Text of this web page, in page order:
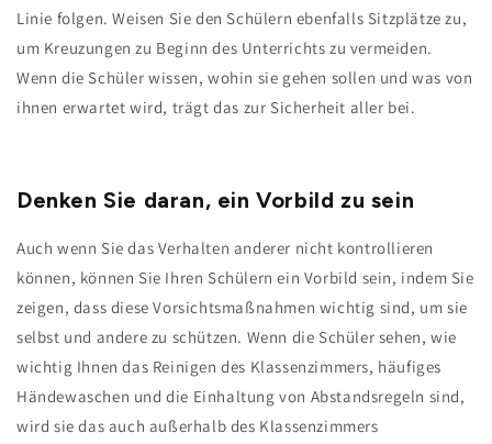
Linie folgen. Weisen Sie den Schülern ebenfalls Sitzplätze zu,
um Kreuzungen zu Beginn des Unterrichts zu vermeiden.
Wenn die Schüler wissen, wohin sie gehen sollen und was von
ihnen erwartet wird, trägt das zur Sicherheit aller bei.
Denken Sie daran, ein Vorbild zu sein
Auch wenn Sie das Verhalten anderer nicht kontrollieren
können, können Sie Ihren Schülern ein Vorbild sein, indem Sie
zeigen, dass diese Vorsichtsmaßnahmen wichtig sind, um sie
selbst und andere zu schützen. Wenn die Schüler sehen, wie
wichtig Ihnen das Reinigen des Klassenzimmers, häufiges
Händewaschen und die Einhaltung von Abstandsregeln sind,
wird sie das auch außerhalb des Klassenzimmers